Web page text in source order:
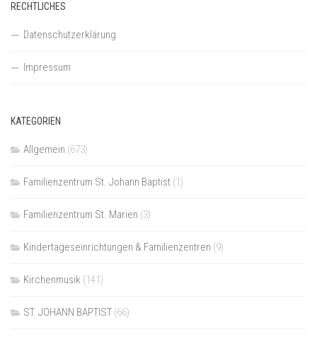
RECHTLICHES
Datenschutzerklärung
Impressum
KATEGORIEN
Allgemein (673)
Familienzentrum St. Johann Baptist (1)
Familienzentrum St. Marien (3)
Kindertageseinrichtungen & Familienzentren (9)
Kirchenmusik (141)
ST. JOHANN BAPTIST (66)